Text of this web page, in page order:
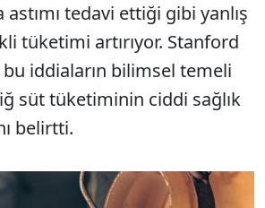
astımı tedavi ettiği gibi yanlış
tüketimi artırıyor. Stanford
bu iddiaların bilimsel temeli
süt tüketiminin ciddi sağlık
belirtti.